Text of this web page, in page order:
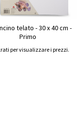
telato - 30 x 40 cm -
Primo
per visualizzare i prezzi.